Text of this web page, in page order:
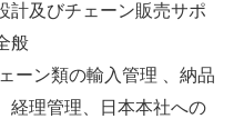
計及びチェーン販売サポ
般
ェーン類の輸入管理 、納品
経理管理、日本本社への